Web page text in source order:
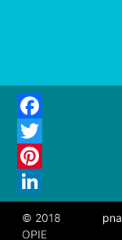
© 2018
OPIE